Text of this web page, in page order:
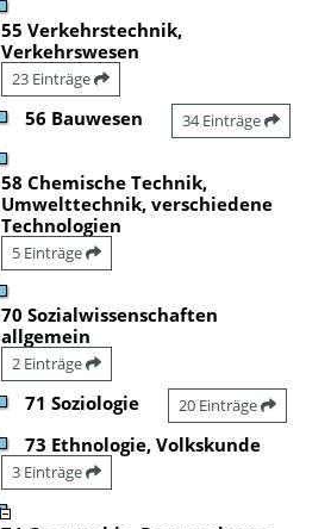
55 Verkehrstechnik,
Verkehrswesen
23 Einträge
56 Bauwesen 34 Einträge
58 Chemische Technik,
Umwelttechnik, verschiedene
Technologien
5 Einträge
70 Sozialwissenschaften
allgemein
2 Einträge
71 Soziologie 20 Einträge
73 Ethnologie, Volkskunde
3 Einträge